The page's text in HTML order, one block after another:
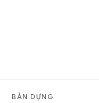
BẢN DỰNG